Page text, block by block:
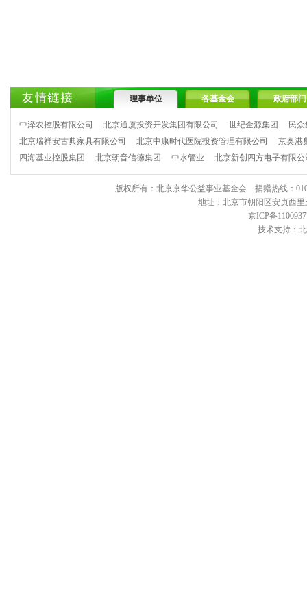
理事单位 各基金会 政府部门
中泽农控股有限公司 北京通厦投资开发集团有限公司 世纪金源集团
民
北京瑞祥安古典家具有限公司
北京中康时代医院投资管理有限公司
京奥港
四海基业控股集团
北京朝音信德集团 中水管业 北京新创四方电子有限公
版权所有：北京京华公益事业基金会 捐赠热线：
地址：北京市朝阳区安贞西
京ICP备
技术支持：